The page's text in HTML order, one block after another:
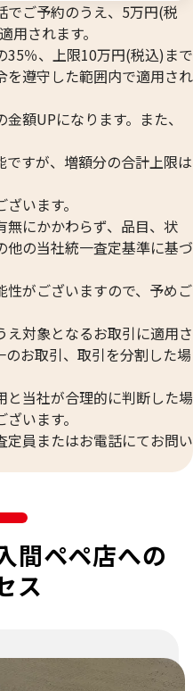
ご予約のうえ、5万円(税
用されます。
％、上限10万円(税込)まで
を遵守した範囲内で適用され
額UPになります。また、
すが、増額分の合計上限は
います。
にかかわらず、品目、状
の当社統一査定基準に基づ
がございますので、予めご
対象となるお取引に適用さ
お取引、取引を分割した場
と当社が合理的に判断した場
います。
員またはお電話にてお問い
間ペペ店への
ス